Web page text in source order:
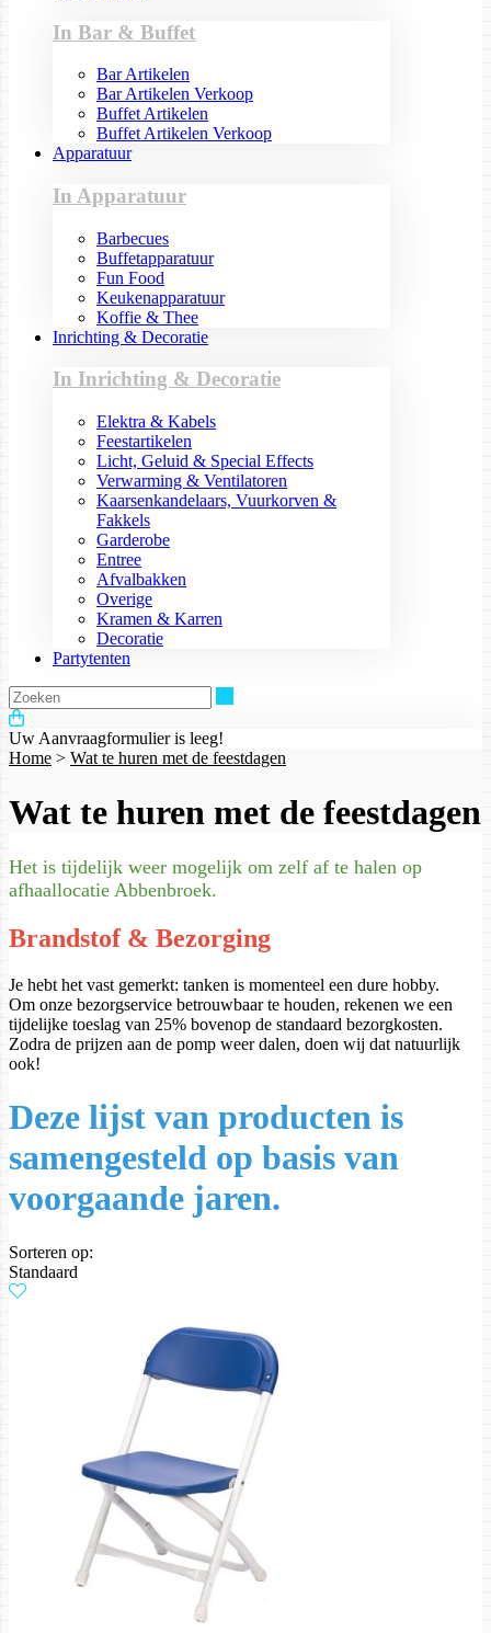
In Bar & Buffet
Bar Artikelen
Bar Artikelen Verkoop
Buffet Artikelen
Buffet Artikelen Verkoop
Apparatuur
In Apparatuur
Barbecues
Buffetapparatuur
Fun Food
Keukenapparatuur
Koffie & Thee
Inrichting & Decoratie
In Inrichting & Decoratie
Elektra & Kabels
Feestartikelen
Licht, Geluid & Special Effects
Verwarming & Ventilatoren
Kaarsenkandelaars, Vuurkorven &
Fakkels
Garderobe
Entree
Afvalbakken
Overige
Kramen & Karren
Decoratie
Partytenten
Uw Aanvraagformulier is leeg!
Home > Wat te huren met de feestdagen
Wat te huren met de feestdagen
Het is tijdelijk weer mogelijk om zelf af te halen op
afhaallocatie Abbenbroek.
Brandstof & Bezorging
Je hebt het vast gemerkt: tanken is momenteel een dure hobby.
Om onze bezorgservice betrouwbaar te houden, rekenen we een
tijdelijke toeslag van 25% bovenop de standaard bezorgkosten.
Zodra de prijzen aan de pomp weer dalen, doen wij dat natuurlijk
ook!
Deze lijst van producten is
samengesteld op basis van
voorgaande jaren.
Sorteren op:
Standaard